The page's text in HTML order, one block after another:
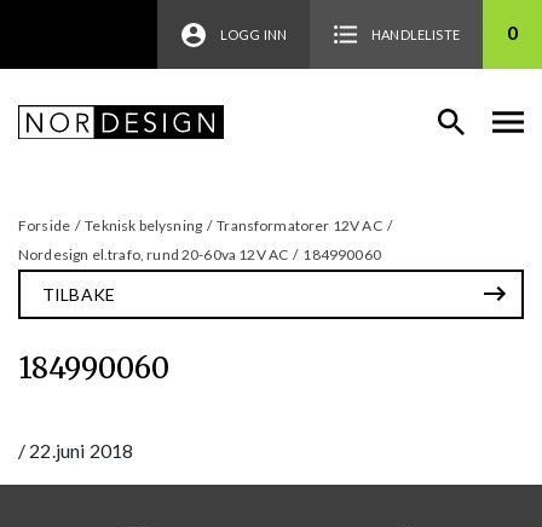
LOGG INN HANDLELISTE 0
Forside / Teknisk belysning / Transformatorer 12V AC /
Nordesign el.trafo, rund 20-60va 12V AC / 184990060
TILBAKE
184990060
/ 22.juni 2018